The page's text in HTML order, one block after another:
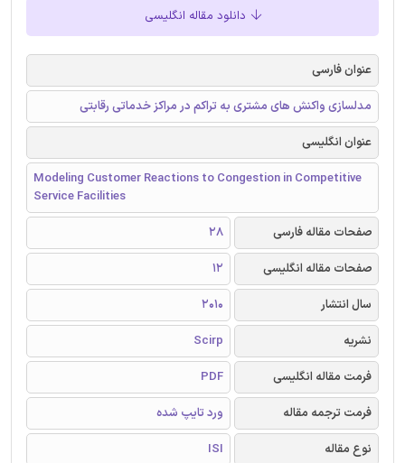
دانلود مقاله انگلیسی
عنوان فارسی
مدلسازی واکنش های مشتری به تراکم در مراکز خدماتی رقابتی
عنوان انگلیسی
Modeling Customer Reactions to Congestion in Competitive
Service Facilities
صفحات مقاله فارسی
28
صفحات مقاله انگلیسی
12
سال انتشار
2010
نشریه
Scirp
فرمت مقاله انگلیسی
PDF
فرمت ترجمه مقاله
ورد تایپ شده
نوع مقاله
ISI